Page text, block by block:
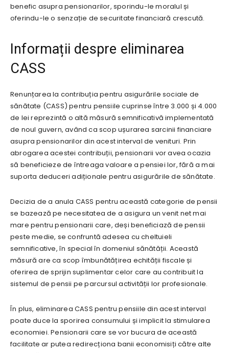
benefic asupra pensionarilor, sporindu-le moralul și
oferindu-le o senzație de securitate financiară crescută.
Informații despre eliminarea
CASS
Renunțarea la contribuția pentru asigurările sociale de
sănătate (CASS) pentru pensiile cuprinse între 3.000 și 4.000
de lei reprezintă o altă măsură semnificativă implementată
de noul guvern, având ca scop ușurarea sarcinii financiare
asupra pensionarilor din acest interval de venituri. Prin
abrogarea acestei contribuții, pensionarii vor avea ocazia
să beneficieze de întreaga valoare a pensiei lor, fără a mai
suporta deduceri adiționale pentru asigurările de sănătate.
Decizia de a anula CASS pentru această categorie de pensii
se bazează pe necesitatea de a asigura un venit net mai
mare pentru pensionarii care, deși beneficiază de pensii
peste medie, se confruntă adesea cu cheltuieli
semnificative, în special în domeniul sănătății. Această
măsură are ca scop îmbunătățirea echității fiscale și
oferirea de sprijin suplimentar celor care au contribuit la
sistemul de pensii pe parcursul activității lor profesionale.
În plus, eliminarea CASS pentru pensiile din acest interval
poate duce la sporirea consumului și implicit la stimularea
economiei. Pensionarii care se vor bucura de această
facilitate ar putea redirecționa banii economisiți către alte